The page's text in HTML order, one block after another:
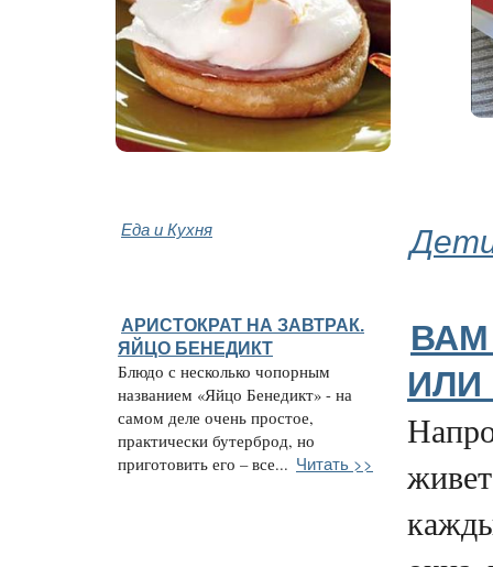
Еда и Кухня
АРИСТОКРАТ НА ЗАВТРАК.
ЯЙЦО БЕНЕДИКТ
Блюдо с несколько чопорным
названием «Яйцо Бенедикт» - на
самом деле очень простое,
практически бутерброд, но
приготовить его – все... Читать >>